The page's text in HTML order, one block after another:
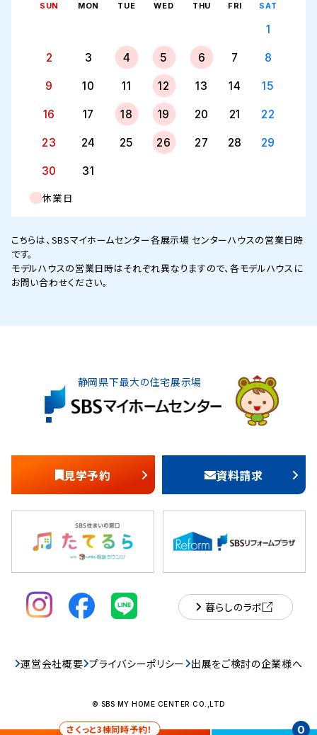
さくっと3棟同時予約！ 0
SUN MON TUE WED THU FRI SAT
1
2 3 4 5 6 7 8
9 10 11 12 13 14 15
16 17 18 19 20 21 22
23 24 25 26 27 28 29
30 31
休業日
こちらは、SBSマイホームセンター各展示場 センターハウスの営業日時
です。
モデルハウスの営業日時はそれぞれ異なりますので、各モデルハウスに
お問い合わせください。
静岡県下最大の住宅展示場
見学予約 資料請求
暮らしのラボ
運営会社概要 プライバシーポリシー 出展をご検討の企業様へ
© SBS MY HOME CENTER CO.,LTD